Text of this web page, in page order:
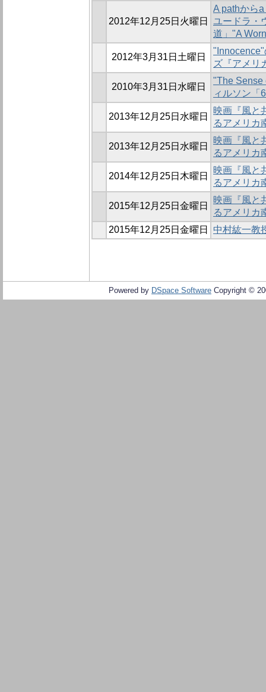
2012年12月25日火曜日
A pathから
ユードラ・
道」"A
2012年3月31日土曜日
ズ『アメリ
2010年3月31日水曜日
"The Sense
ィルソン「
2013年12月25日水曜日
映画『風と
るアメリカ
2013年12月25日水曜日
映画『風と
るアメリカ
2014年12月25日木曜日
映画『風と
るアメリカ
2015年12月25日金曜日
映画『風と
るアメリカ
2015年12月25日金曜日
中村紘一
Powered by DSpace Software Copyright ©